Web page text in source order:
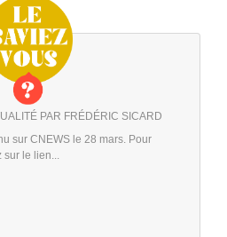
PAR FRÉDÉRIC SICARD
sur CNEWS le 28 mars. Pour
sur le lien...